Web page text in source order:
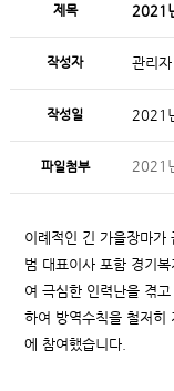
제목 2021
작성자 관리자
작성일 2021
파일첨부 2021
이례적인 긴 가을장마
범 대표이사 포함 경기
여 극심한 인력난을 겪
하여 방역수칙을 철저히
에 참여했습니다.